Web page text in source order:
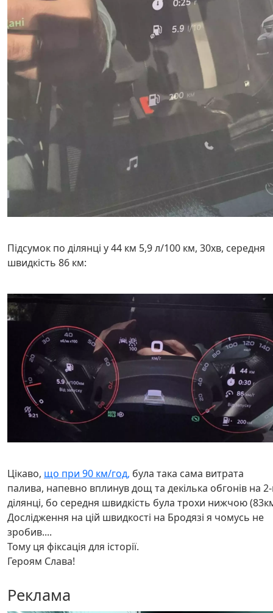
Підсумок по ділянці у 44 км 5,9 л/100 км, 30хв, середня
швидкість 86 км:
Цікаво, що при 90 км/год, була така сама витрата
палива, напевно вплинув дощ та декілька обгонів на
ділянці, бо середня швидкість була трохи нижчою
Дослідження на цій швидкості на Бродязі я чомусь не
зробив....
Тому ця фіксація для історії.
Героям Слава!
Реклама